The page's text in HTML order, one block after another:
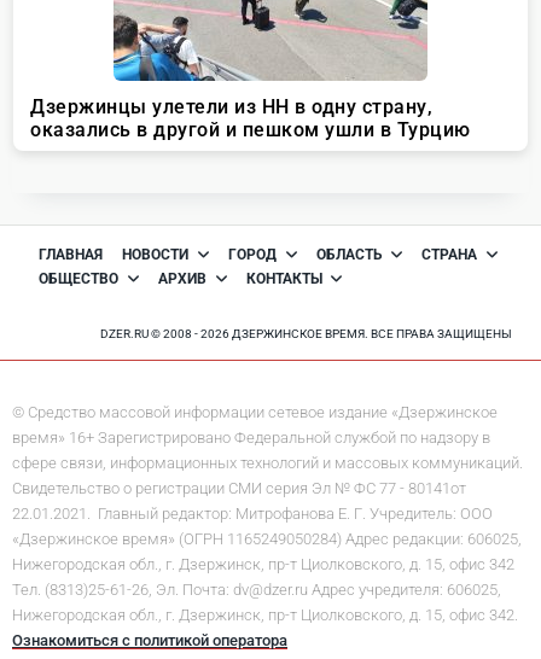
ГЛАВНАЯ НОВОСТИ ГОРОД ОБЛАСТЬ
СТРАНА
ОБЩЕСТВО
АРХИВ КОНТАКТЫ
DZER.RU © 2008 - 2026 ДЗЕРЖИНСКОЕ ВРЕМЯ. ВСЕ ПРАВА ЗАЩИЩЕНЫ
© Средство массовой информации сетевое издание «Дзержинское
время» 16+ Зарегистрировано Федеральной службой по надзору в
сфере связи, информационных технологий и массовых коммуникаций.
Свидетельство о регистрации СМИ серия Эл № ФС 77 - 80141от
22.01.2021. Главный редактор: Митрофанова Е. Г. Учредитель: ООО
«Дзержинское время» (ОГРН 1165249050284) Адрес редакции: 606025,
Нижегородская обл., г. Дзержинск, пр-т Циолковского, д. 15, офис 342
Тел. (8313)25-61-26, Эл. Почта: dv@dzer.ru Адрес учредителя: 606025,
Нижегородская обл., г. Дзержинск, пр-т Циолковского, д. 15, офис 342.
Ознакомиться с политикой оператора